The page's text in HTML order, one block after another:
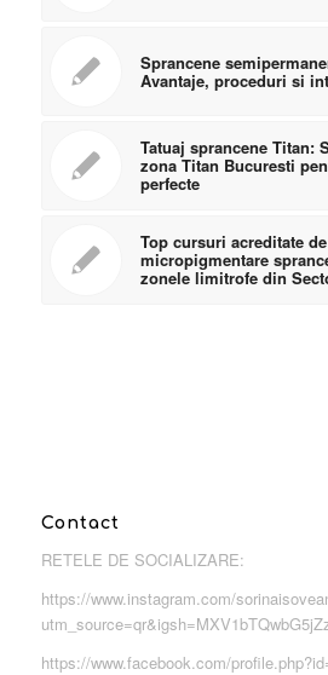
Sprancene
Avantaje, proceduri si
Tatuaj sprancene Titan:
zona Titan Bucuresti
perfecte
Top cursuri acreditate
micropigmentare
zonele limitrofe din
Contact
RETELE DE SOCIALIZARE:
https://www.instagram.com/
https://www.facebook.com/